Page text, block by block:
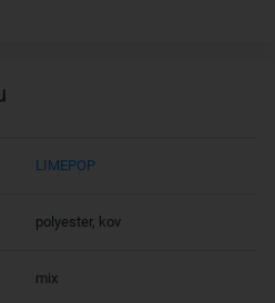
LIMEPOP
polyester, kov
mix